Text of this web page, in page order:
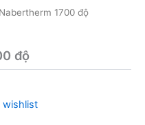
1700 độ
độ